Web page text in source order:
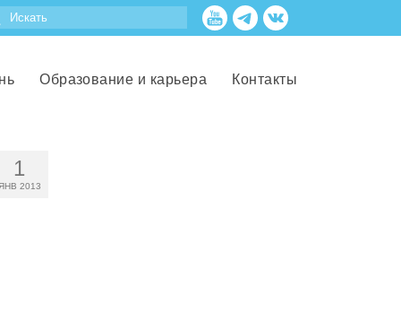
Образование и карьера Контакты
1
ЯНВ 2013